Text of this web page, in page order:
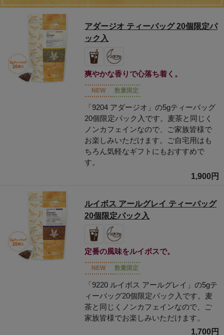
アダージオ ティーバッグ 20個限定パ
ック入
爽やかな香りで心落ち着く。
NEW 数量限定
「9204 アダージオ」の5gティーバッグ
20個限定パック入です。麦茶と同じく
ノンカフェインなので、ご家族皆様で
お楽しみいただけます。ご自宅用はも
ちろん気軽なギフトにもおすすめで
す。
1,900円
ルイボス アールグレイ ティーバッグ
20個限定パック入
定番の風味をルイボスで。
NEW 数量限定
「9220 ルイボス アールグレイ」の5gテ
ィーバッグ20個限定パック入です。麦
茶と同じくノンカフェインなので、ご
家族皆様でお楽しみいただけます。
1,700円